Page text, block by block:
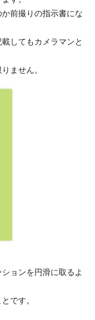
前撮りの指示書にな
してもカメラマンと
ません。
ョンを円滑に取るよ
です。